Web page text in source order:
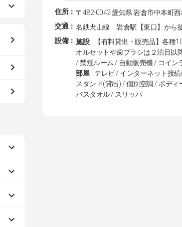
住所： 〒482-0042 愛知県 岩倉市中本町
交通： 名鉄犬山線 岩倉駅【東口】から
設備： 施設
【有料貸出・販売品】各
オルセットや歯ブラシは２泊目以
/ 禁煙ルーム / 自動販売機 / コイン
部屋
テレビ / インターネット接
スタンド(貸出) / 個別空調 / ボデ
バスタオル / スリッパ